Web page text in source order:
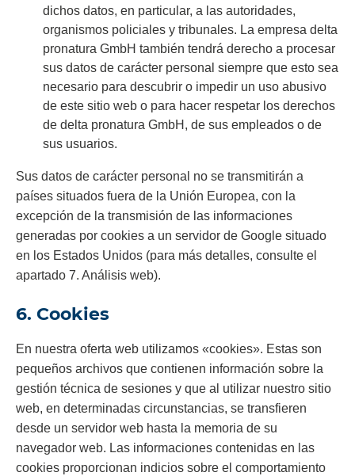
dichos datos, en particular, a las autoridades,
organismos policiales y tribunales. La empresa delta
pronatura GmbH también tendrá derecho a procesar
sus datos de carácter personal siempre que esto sea
necesario para descubrir o impedir un uso abusivo
de este sitio web o para hacer respetar los derechos
de delta pronatura GmbH, de sus empleados o de
sus usuarios.
Sus datos de carácter personal no se transmitirán a
países situados fuera de la Unión Europea, con la
excepción de la transmisión de las informaciones
generadas por cookies a un servidor de Google situado
en los Estados Unidos (para más detalles, consulte el
apartado 7. Análisis web).
6. Cookies
En nuestra oferta web utilizamos «cookies». Estas son
pequeños archivos que contienen información sobre la
gestión técnica de sesiones y que al utilizar nuestro sitio
web, en determinadas circunstancias, se transfieren
desde un servidor web hasta la memoria de su
navegador web. Las informaciones contenidas en las
cookies proporcionan indicios sobre el comportamiento